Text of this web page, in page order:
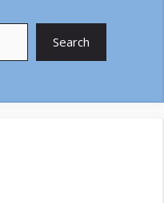
Search